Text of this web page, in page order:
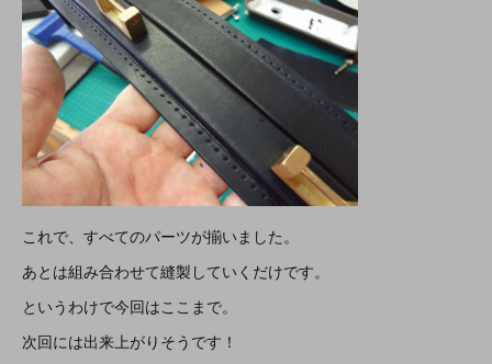
これで、すべてのパーツが揃いました。
あとは組み合わせて縫製していくだけです。
というわけで今回はここまで。
次回には出来上がりそうです！